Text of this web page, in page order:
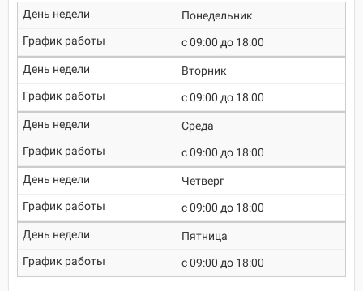
Понедельник
c 09:00 до 18:00
Вторник
c 09:00 до 18:00
Среда
c 09:00 до 18:00
Четверг
c 09:00 до 18:00
Пятница
c 09:00 до 18:00